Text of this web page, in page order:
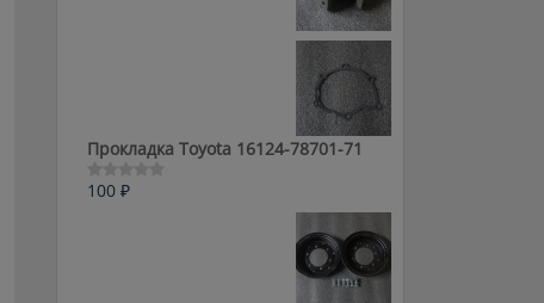
Прокладка Toyota 16124-78701-71
Оценка
100 ₽